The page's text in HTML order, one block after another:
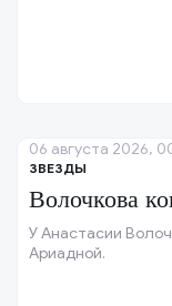
ЗВЕЗДЫ
Волочкова
У Анастасии
Ариадной.
06 августа 2026,